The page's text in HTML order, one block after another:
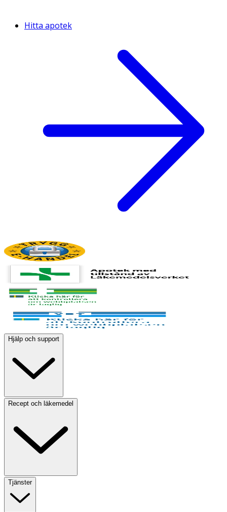
Hitta apotek
Hjälp och support
Recept och läkemedel
Tjänster